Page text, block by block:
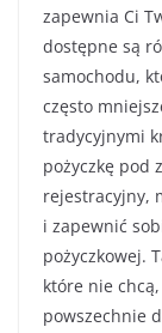
zapewnia Ci
dostępne są
samochodu,
często
tradycyjnymi
pożyczkę pod
rejestracyjny,
i zapewnić
pożyczkowej.
które nie
powszechnie